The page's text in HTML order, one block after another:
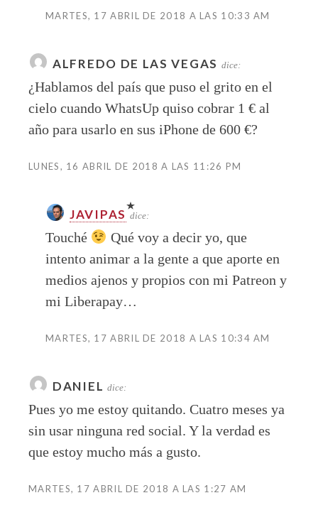
MARTES, 17 ABRIL DE 2018 A LAS 10:33 AM
ALFREDO DE LAS VEGAS dice:
¿Hablamos del país que puso el grito en el
cielo cuando WhatsUp quiso cobrar 1 € al
año para usarlo en sus iPhone de 600 €?
LUNES, 16 ABRIL DE 2018 A LAS 11:26 PM
JAVIPAS dice:
Touché
Qué voy a decir yo, que
intento animar a la gente a que aporte en
medios ajenos y propios con mi Patreon y
mi Liberapay…
MARTES, 17 ABRIL DE 2018 A LAS 10:34 AM
DANIEL dice:
Pues yo me estoy quitando. Cuatro meses ya
sin usar ninguna red social. Y la verdad es
que estoy mucho más a gusto.
MARTES, 17 ABRIL DE 2018 A LAS 1:27 AM